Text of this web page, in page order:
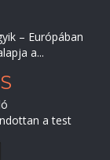
– Európában
a...
a test